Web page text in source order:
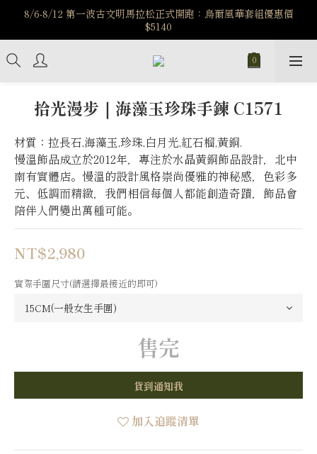
️8/6-8/12 第一波古文明馬拉松正式開跑：烏爾風華套組優惠價
$5140
️8/6-8/12 第一波古文明馬拉松正式開跑：烏爾風華套組優惠價
$5140
7/15-8/25 神秘星象學系列｜獅子座時區 項鍊 X 戒指 X 手鍊 享福
利
新註冊會員享$100購物金，立即註冊，踏上飾品的奇幻之旅
$5140
拾光漫步｜海藻玉珍珠手鍊 C1571
材質：拉長石,海藻玉,珍珠,白月光,紅石榴,黃銅.
慢溫飾品成立於2012年，專注於水晶黃銅飾品設計，北中
南有實體店。慢溫的設計風格崇尚優雅的神秘感，色彩多
元、低調而精緻，我們相信每個人都能創造奇蹟，飾品會
陪伴人們變出萬種可能。
NT$2,980
實際手圍尺寸(請選擇最接近的即可)
售完
貨到通知我
加入追蹤清單